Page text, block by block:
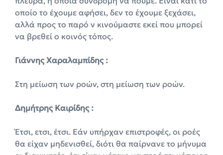
οποίο το έχουμε αφήσει, δεν το έχουμε ξεχάσει,
αλλά προς το παρό ν κινούμαστε εκεί που μπορεί
να βρεθεί ο κοινός τόπος.
Γιάννης Χαραλαμπίδης :
Στη μείωση των ροών, στη μείωση των ροών.
Δημήτρης Καιρίδης :
Έτσι, ετσι, έτσι. Εάν υπήρχαν επιστροφές, οι ροές
θα είχαν μηδενισθεί, διότι θα παίρνανε το μήνυμα